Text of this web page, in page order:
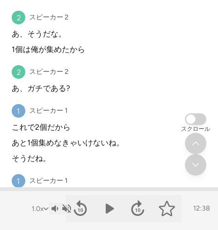
スピーカー 2
あ、そうだな。
1個は俺が集めたから
スピーカー 2
あ、ガチである?
スピーカー 1
これで2個だから
あと1個集めなきゃいけないね。
そうだね。
スピーカー 1
12:38
スクロール